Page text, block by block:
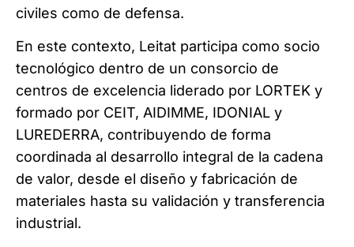
civiles como de defensa.
En este contexto, Leitat participa como socio
tecnológico dentro de un consorcio de
centros de excelencia liderado por LORTEK y
formado por CEIT, AIDIMME, IDONIAL y
LUREDERRA, contribuyendo de forma
coordinada al desarrollo integral de la cadena
de valor, desde el diseño y fabricación de
materiales hasta su validación y transferencia
industrial.